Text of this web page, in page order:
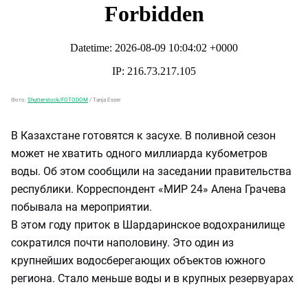
Фото: Shutterstock/FOTODOM / Tanja Esser
В Казахстане готовятся к засухе. В поливной сезон
может не хватить одного миллиарда кубометров
воды. Об этом сообщили на заседании правительства
республики. Корреспондент «МИР 24» Алена Грачева
побывала на мероприятии.
В этом году приток в Шардаринское водохранилище
сократился почти наполовину. Это один из
крупнейших водосберегающих объектов южного
региона. Стало меньше воды и в крупных резервуарах